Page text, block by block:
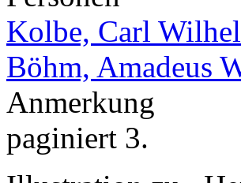
Kolbe, Carl
Böhm, Amadeus
Anmerkung
paginiert 3.